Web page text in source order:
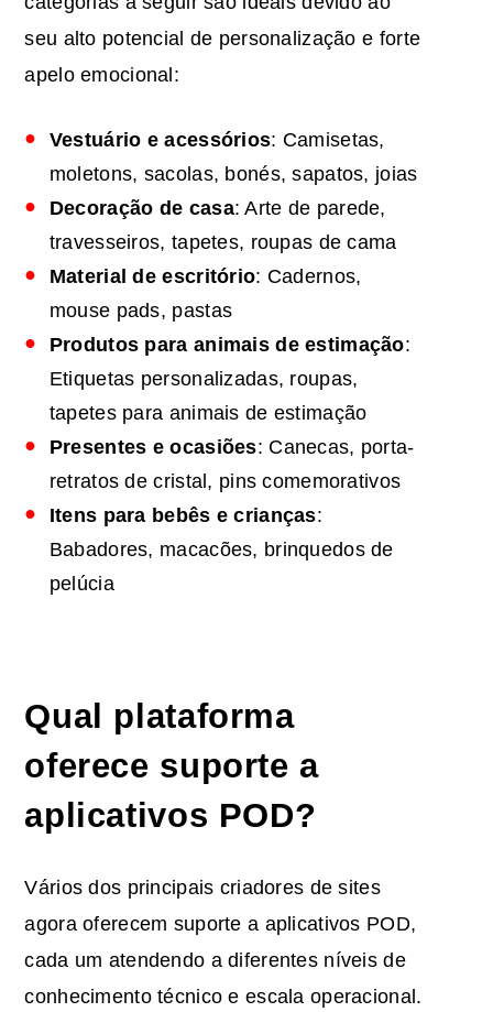
seu alto potencial de personalização e forte
apelo emocional:
Vestuário e acessórios: Camisetas,
moletons, sacolas, bonés, sapatos, joias
Decoração de casa: Arte de parede,
travesseiros, tapetes, roupas de cama
Material de escritório: Cadernos,
mouse pads, pastas
Produtos para animais de estimação:
Etiquetas personalizadas, roupas,
tapetes para animais de estimação
Presentes e ocasiões: Canecas, porta-
retratos de cristal, pins comemorativos
Itens para bebês e crianças:
Babadores, macacões, brinquedos de
pelúcia
Qual plataforma
oferece suporte a
aplicativos POD?
Vários dos principais criadores de sites
agora oferecem suporte a aplicativos POD,
cada um atendendo a diferentes níveis de
conhecimento técnico e escala operacional.